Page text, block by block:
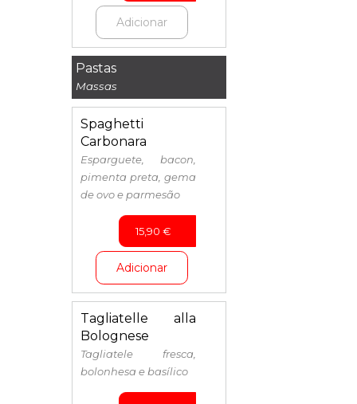
Adicionar
Pastas
Massas
Spaghetti
Carbonara
Esparguete, bacon,
pimenta preta, gema
de ovo e parmesão
15,90 €
Adicionar
Tagliatelle alla
Bolognese
Tagliatele fresca,
bolonhesa e basílico